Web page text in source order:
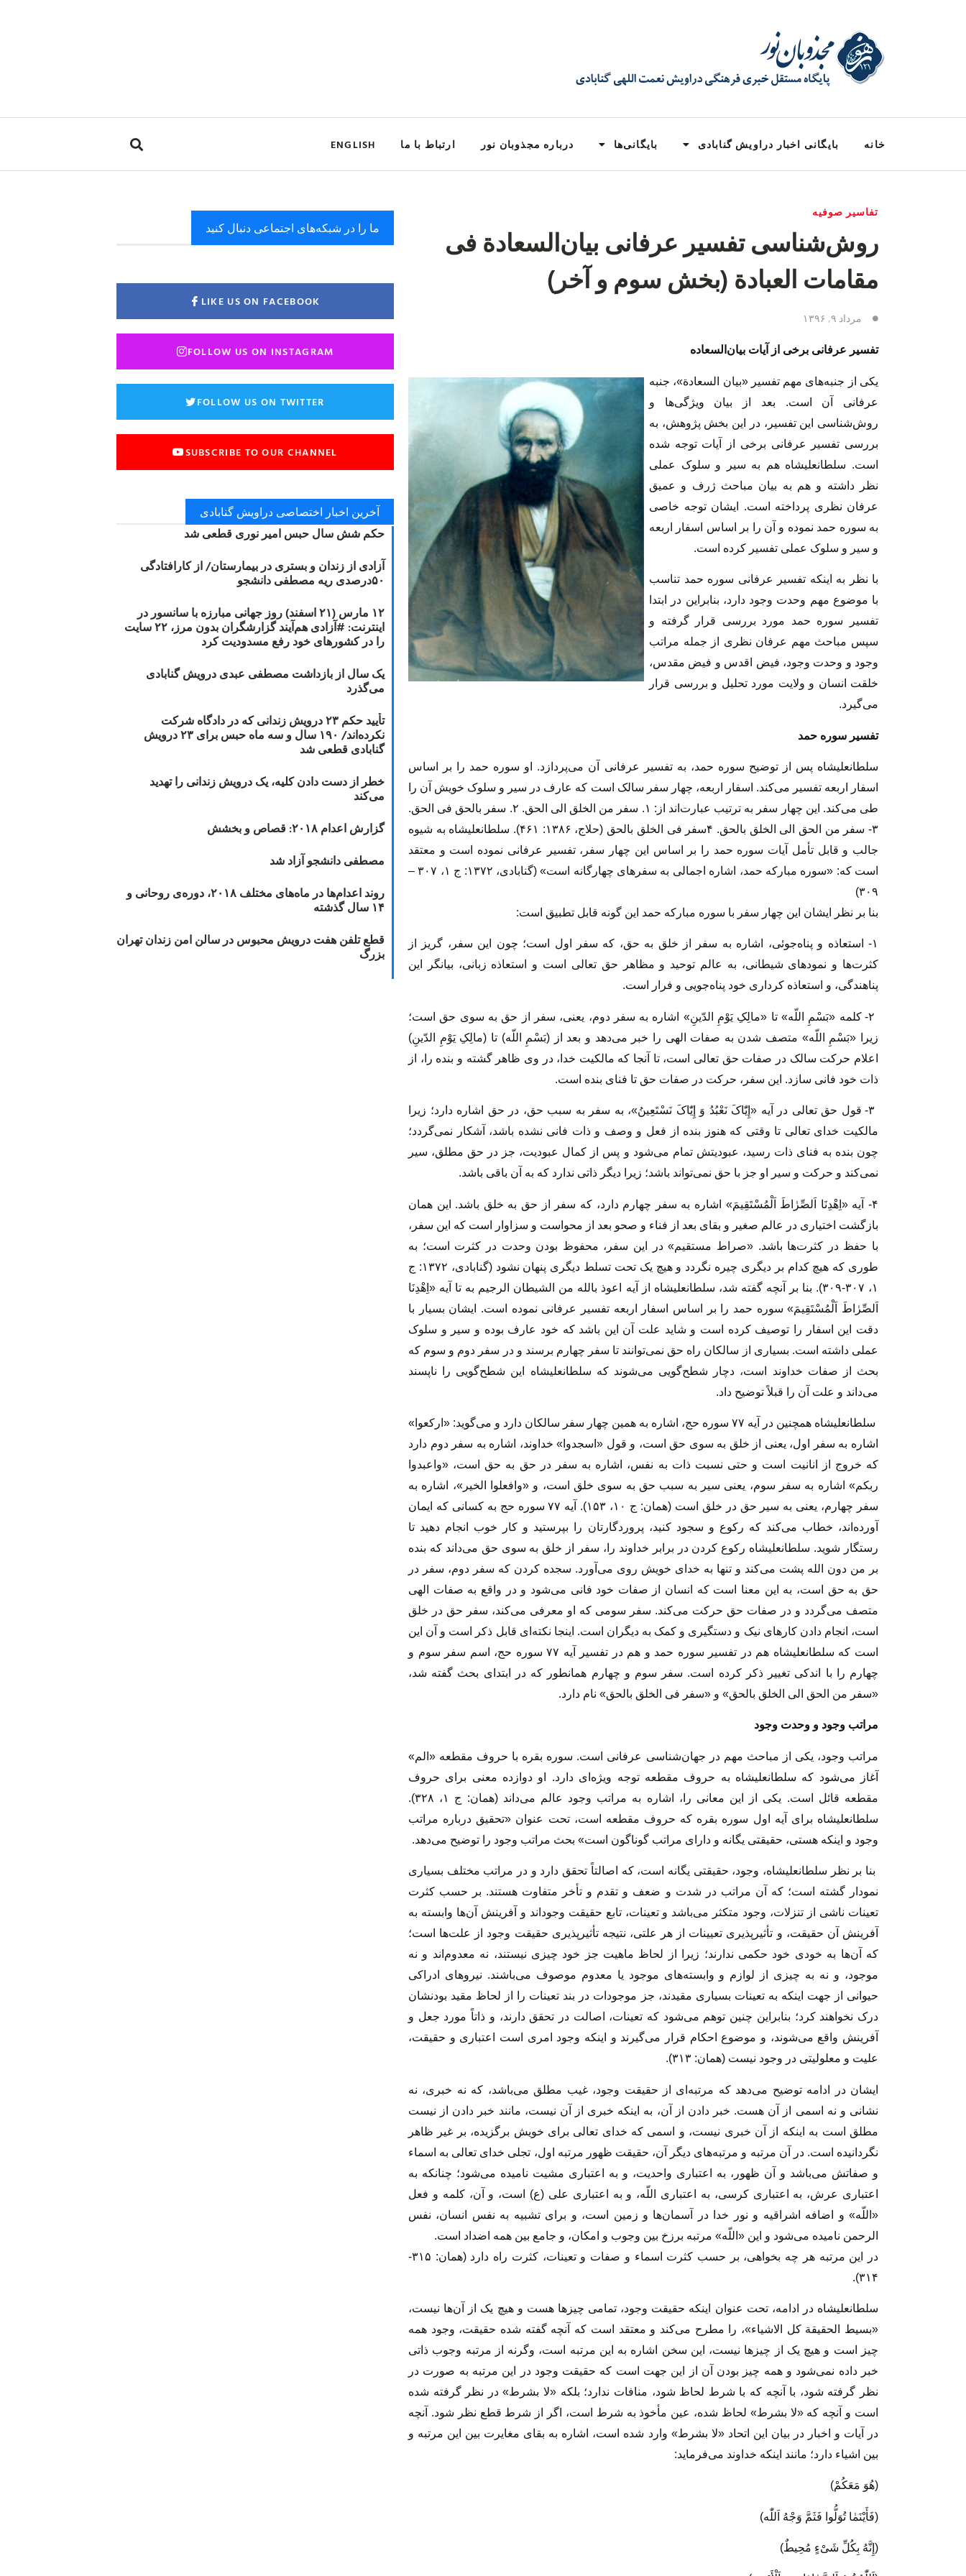
خانه بایگانی اخبار دراویش گنابادی بایگانی‌ها درباره مجذوبان نور ارتباط با ما ENGLISH
تفاسیر صوفیه
روش‌شناسی تفسیر عرفانی بیان‌السعادة فی
مقامات العبادة (بخش سوم و آخر)
مرداد ۹, ۱۳۹۶
تفسیر عرفانی برخی از آیات بیان‌السعاده
یکی از جنبه‌های مهم تفسیر «بیان السعادة»، جنبه
عرفانی آن است. بعد از بیان ویژگی‌ها و
روش‌شناسی این تفسیر، در این بخش پژوهش، به
بررسی تفسیر عرفانی برخی از آیات توجه شده
است. سلطانعلیشاه هم به سیر و سلوک عملی
نظر داشته و هم به بیان مباحث ژرف و عمیق
عرفان نظری پرداخته است. ایشان توجه خاصی
به سوره حمد نموده و آن را بر اساس اسفار اربعه
و سیر و سلوک عملی تفسیر کرده است.
با نظر به اینکه تفسیر عرفانی سوره حمد تناسب
با موضوع مهم وحدت وجود دارد، بنابراین در ابتدا
تفسیر سوره حمد مورد بررسی قرار گرفته و
سپس مباحث مهم عرفان نظری از جمله مراتب
وجود و وحدت وجود، فیض اقدس و فیض مقدس،
خلقت انسان و ولایت مورد تحلیل و بررسی قرار
می‌گیرد.
تفسیر سوره حمد
سلطانعلیشاه پس از توضیح سوره حمد، به تفسیر عرفانی آن می‌پردازد. او سوره حمد را بر اساس
اسفار اربعه تفسیر می‌کند. اسفار اربعه، چهار سفر سالک است که عارف در سیر و سلوک خویش آن را
طی می‌کند. این چهار سفر به ترتیب عبارت‌اند از: ۱. سفر من الخلق الی الحق. ۲. سفر بالحق فی الحق.
۳- سفر من الحق الی الخلق بالحق. ۴سفر فی الخلق بالحق (حلاج، ۱۳۸۶: ۴۶۱). سلطانعلیشاه به شیوه
جالب و قابل تأمل آیات سوره حمد را بر اساس این چهار سفر، تفسیر عرفانی نموده است و معتقد
است که: «سوره مبارکه حمد، اشاره اجمالی به سفرهای چهارگانه است» (گنابادی، ۱۳۷۲: ج ۱، ۳۰۷ –
۳۰۹)
بنا بر نظر ایشان این چهار سفر با سوره مبارکه حمد این گونه قابل تطبیق است:
۱- استعاذه و پناه‌جوئی، اشاره به سفر از خلق به حق، که سفر اول است؛ چون این سفر، گریز از
کثرت‌ها و نمودهای شیطانی، به عالم توحید و مظاهر حق تعالی است و استعاذه زبانی، بیانگر این
پناهندگی، و استعاذه کرداری خود پناه‌جویی و فرار است.
۲- کلمه «بَسْمِ اللّه» تا «مالِکِ یَوْمِ الدّینِ» اشاره به سفر دوم، یعنی، سفر از حق به سوی حق است؛
زیرا «بَسْمِ اللّه» متصف شدن به صفات الهی را خبر می‌دهد و بعد از (بَسْمِ اللّه) تا (مالِکِ یَوْمِ الدّینِ)
اعلام حرکت سالک در صفات حق تعالی است، تا آنجا که مالکیت خدا، در وی ظاهر گشته و بنده را، از
ذات خود فانی سازد. این سفر، حرکت در صفات حق تا فنای بنده است.
۳- قول حق تعالی در آیه «إِیّٰاکَ نَعْبُدُ وَ إِیّٰاکَ نَسْتَعِینُ»، به سفر به سبب حق، در حق اشاره دارد؛ زیرا
مالکیت خدای تعالی تا وقتی که هنوز بنده از فعل و وصف و ذات فانی نشده باشد، آشکار نمی‌گردد؛
چون بنده به فنای ذات رسید، عبودیتش تمام می‌شود و پس از کمال عبودیت، جز در حق مطلق، سیر
نمی‌کند و حرکت و سیر او جز با حق نمی‌تواند باشد؛ زیرا دیگر ذاتی ندارد که به آن باقی باشد.
۴- آیه «اِهْدِنَا اَلصِّرٰاطَ اَلْمُسْتَقِیمَ» اشاره به سفر چهارم دارد، که سفر از حق به خلق باشد. این‌‌ همان
بازگشت اختیاری در عالم صغیر و بقای بعد از فناء و صحو بعد از محواست و سزاوار است که این سفر،
با حفظ در کثرت‌ها باشد. «صراط مستقیم» در این سفر، محفوظ بودن وحدت در کثرت است؛ به
طوری که هیچ کدام بر دیگری چیره نگردد و هیچ یک تحت تسلط دیگری پنهان نشود (گنابادی، ۱۳۷۲: ج
۱، ۳۰۷-۳۰۹). بنا بر آنچه گفته شد، سلطانعلیشاه از آیه اعوذ بالله من الشیطان الرجیم به تا آیه «اِهْدِنَا
اَلصِّرٰاطَ اَلْمُسْتَقِیمَ» سوره حمد را بر اساس اسفار اربعه تفسیر عرفانی نموده است. ایشان بسیار با
دقت این اسفار را توصیف کرده است و شاید علت آن این باشد که خود عارف بوده و سیر و سلوک
عملی داشته است. بسیاری از سالکان راه حق نمی‌توانند تا سفر چهارم برسند و در سفر دوم و سوم که
بحث از صفات خداوند است، دچار شطح‌گویی می‌شوند که سلطانعلیشاه این شطح‌گویی را ناپسند
می‌داند و علت آن را قبلاً توضیح داد.
سلطانعلیشاه همچنین در آیه ۷۷ سوره حج، اشاره به همین چهار سفر سالکان دارد و می‌گوید: «ارکعوا»
اشاره به سفر اول، یعنی از خلق به سوی حق است، و قول «اسجدوا» خداوند، اشاره به سفر دوم دارد
که خروج از انانیت است و حتی نسبت ذات به نفس، اشاره به سفر در حق به حق است، «واعبدوا
ربکم» اشاره به سفر سوم، یعنی سیر به سبب حق به سوی خلق است، و «وافعلوا الخیر»، اشاره به
سفر چهارم، یعنی به سیر حق در خلق است (همان: ج ۱۰، ۱۵۳). آیه ۷۷ سوره حج به کسانی که ایمان
آورده‌اند، خطاب می‌کند که رکوع و سجود کنید، پروردگارتان را بپرستید و کار خوب انجام دهید تا
رستگار شوید. سلطانعلیشاه رکوع کردن در برابر خداوند را، سفر از خلق به سوی حق می‌داند که بنده
بر من دون الله پشت می‌کند و تنها به خدای خویش روی می‌آورد. سجده کردن که سفر دوم، سفر در
حق به حق است، به این معنا است که انسان از صفات خود فانی می‌شود و در واقع به صفات الهی
متصف می‌گردد و در صفات حق حرکت می‌کند. سفر سومی که او معرفی می‌کند، سفر حق در خلق
است، انجام دادن کارهای نیک و دستگیری و کمک به دیگران است. اینجا نکته‌ای قابل ذکر است و آن این
است که سلطانعلیشاه هم در تفسیر سوره حمد و هم در تفسیر آیه ۷۷ سوره حج، اسم سفر سوم و
چهارم را با اندکی تغییر ذکر کرده است. سفر سوم و چهارم همانطور که در ابتدای بحث گفته شد،
«سفر من الحق الی الخلق بالحق» و «سفر فى الخلق بالحق» نام دارد.
مراتب وجود و وحدت وجود
مراتب وجود، یکی از مباحث مهم در جهان‌شناسی عرفانی است. سوره بقره با حروف مقطعه «الم»
آغاز می‌شود که سلطانعلیشاه به حروف مقطعه توجه ویژه‌ای دارد. او دوازده معنی برای حروف
مقطعه قائل است. یکی از این معانی را، اشاره به مراتب وجود عالم می‌داند (همان: ج ۱، ۳۲۸).
سلطانعلیشاه برای آیه اول سوره بقره که حروف مقطعه است، تحت عنوان «تحقیق درباره مراتب
وجود و اینکه هستی، حقیقتی یگانه و دارای مراتب گوناگون است» بحث مراتب وجود را توضیح می‌دهد.
بنا بر نظر سلطانعلیشاه، وجود، حقیقتی یگانه است، که اصالتاً تحقق دارد و در مراتب مختلف بسیاری
نمودار گشته است؛ که آن مراتب در شدت و ضعف و تقدم و تأخر متفاوت هستند. بر حسب کثرت
تعینات ناشی از تنزلات، وجود متکثر می‌باشد و تعینات، تابع حقیقت وجوداند و آفرینش آن‌ها وابسته به
آفرینش آن حقیقت، و تأثیرپذیری تعیینات از هر علتی، نتیجه تأثیرپذیری حقیقت وجود از علت‌ها است؛
که آن‌ها به خودی خود حکمی ندارند؛ زیرا از لحاظ ماهیت جز خود چیزی نیستند، نه معدوم‌اند و نه
موجود، و نه به چیزی از لوازم و وابسته‌های موجود یا معدوم موصوف می‌باشند. نیروهای ادراکی
حیوانی از جهت اینکه به تعینات بسیاری مقیدند، جز موجودات در بند تعینات را از لحاظ مقید بودنشان
درک نخواهند کرد؛ بنابراین چنین توهم می‌شود که تعینات، اصالت در تحقق دارند، و ذاتاً مورد جعل و
آفرینش واقع می‌شوند، و موضوع احکام قرار می‌گیرند و اینکه وجود امری است اعتباری و حقیقت،
علیت و معلولیتی در وجود نیست (همان: ۳۱۳).
ایشان در ادامه توضیح می‌دهد که مرتبه‌ای از حقیقت وجود، غیب مطلق می‌باشد، که نه خبری، نه
نشانی و نه اسمی از آن هست. خبر دادن از آن، به اینکه خبری از آن نیست، مانند خبر دادن از نیست
مطلق است به اینکه از آن خبری نیست، و اسمی که خدای تعالی برای خویش برگزیده، بر غیر ظاهر
نگردانیده است. در آن مرتبه و مرتبه‌های دیگر آن، حقیقت ظهور مرتبه اول، تجلی خدای تعالی به اسماء
و صفاتش می‌باشد و آن ظهور، به اعتباری واحدیت، و به اعتباری مشیت نامیده می‌شود؛ چنانکه به
اعتباری عرش، به اعتباری کرسی، به اعتباری اللّه، و به اعتباری علی (ع) است، و آن، کلمه و فعل
«اللّه» و اضافه اشراقیه و نور خدا در آسمان‌ها و زمین است، و برای تشبیه به نفس انسان، نفس
الرحمن نامیده می‌شود و این «اللّه» مرتبه برزخ بین وجوب و امکان، و جامع بین همه اضداد است.
در این مرتبه هر چه بخواهی، بر حسب کثرت اسماء و صفات و تعینات، کثرت راه دارد (همان: ۳۱۵-
۳۱۴).
سلطانعلیشاه در ادامه، تحت عنوان اینکه حقیقت وجود، تمامی چیز‌ها هست و هیچ یک از آن‌ها نیست،
«بسیط الحقیقة کل الاشیاء»، را مطرح می‌کند و معتقد است که آنچه گفته شده حقیقت، وجود همه
چیز است و هیچ یک از چیز‌ها نیست، این سخن اشاره به این مرتبه است، وگرنه از مرتبه وجوب ذاتی
خبر داده نمی‌شود و همه چیز بودن آن از این جهت است که حقیقت وجود در این مرتبه به صورت در
نظر گرفته شود، با آنچه که با شرط لحاظ شود، منافات ندارد؛ بلکه «لا بشرط» در نظر گرفته شده
است و آنچه که «لا بشرط» لحاظ شده، عین مأخوذ به شرط است، اگر از شرط قطع نظر شود. آنچه
در آیات و اخبار در بیان این اتحاد «لا بشرط» وارد شده است، اشاره به بقای مغایرت بین این مرتبه و
بین اشیاء دارد؛ مانند اینکه خداوند می‌فرماید:
(هُوَ مَعَکُمْ)
(فَأَیْنَمٰا تُوَلُّوا فَثَمَّ وَجْهُ اَللّٰه)
(إِنَّهُ بِکُلِّ شَیْءٍ مُحِیطٌ)
ما را در شبکه‌های اجتماعی دنبال کنید
LIKE US ON FACEBOOK
FOLLOW US ON INSTAGRAM
FOLLOW US ON TWITTER
SUBSCRIBE TO OUR CHANNEL
آخرین اخبار اختصاصی دراویش گنابادی
حکم شش سال حبس امیر نوری قطعی شد
آزادی از زندان و بستری در بیمارستان/ از کارافتادگی
۵۰درصدی ریه مصطفی دانشجو
۱۲ مارس (۲۱ اسفند) روز جهانی مبارزه با سانسور در
اینترنت: #آزادی هم‌آیند گزارشگران‌ بدون مرز، ۲۲ سایت
را در کشورهای خود رفع مسدودیت کرد
یک سال از بازداشت مصطفی عبدی درویش گنابادی
می‌گذرد
تأیید حکم ۲۳ درویش زندانی که در دادگاه شرکت
نکرده‌اند/ ۱۹۰ سال و سه ماه حبس برای ۲۳ درویش
گنابادی قطعی شد
خطر از دست دادن کلیه، یک درویش زندانی را تهدید
می‌کند
گزارش اعدام ۲۰۱۸: قصاص و بخشش
مصطفی دانشجو آزاد شد
روند اعدام‌ها در ماه‌های مختلف ۲۰۱۸، دوره‌ی روحانی و
۱۴ سال گذشته
قطع تلفن هفت درویش محبوس در سالن امن زندان تهران
بزرگ